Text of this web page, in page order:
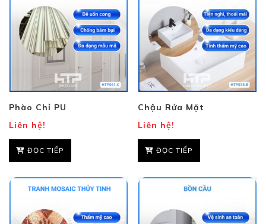
Phào Chỉ PU
Liên hệ!
ĐỌC TIẾP
Chậu Rửa Mặt
Liên hệ!
ĐỌC TIẾP